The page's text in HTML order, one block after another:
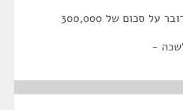
סכום של 300,000